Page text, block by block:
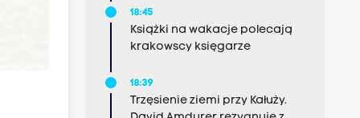
18:45
Książki na wakacje polecają
krakowscy księgarze
18:39
Trzęsienie ziemi przy Kałuży.